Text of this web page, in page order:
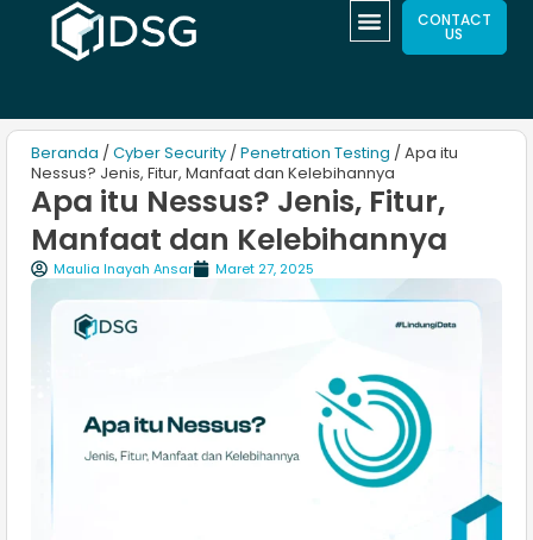
CONTACT
US
Beranda / Cyber Security / Penetration Testing / Apa itu
Nessus? Jenis, Fitur, Manfaat dan Kelebihannya
Apa itu Nessus? Jenis, Fitur,
Manfaat dan Kelebihannya
Maulia Inayah Ansar Maret 27, 2025